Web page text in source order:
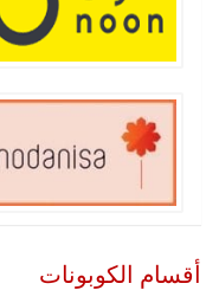
أقسام الكوبونات